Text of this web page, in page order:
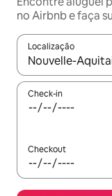
no Airbnb e faça
Localização
Quando os
Check-in
Checkout